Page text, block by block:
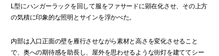
L型にハンガーラックを回して服をファサードに顕在化させ、その上方
の気積に印象的な照明とサインを浮かべた。
内部は入口正面の壁を雁行させながら素材と高さを変化させること
で、奥への期待感を助長し、屋外を思わせるような街灯を建ててシー